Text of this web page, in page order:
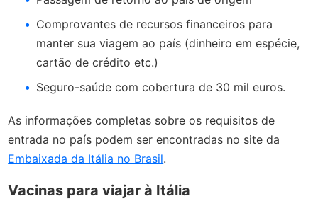
Comprovantes de recursos financeiros para
manter sua viagem ao país (dinheiro em espécie,
cartão de crédito etc.)
Seguro-saúde com cobertura de 30 mil euros.
As informações completas sobre os requisitos de
entrada no país podem ser encontradas no site da
Embaixada da Itália no Brasil.
Vacinas para viajar à Itália